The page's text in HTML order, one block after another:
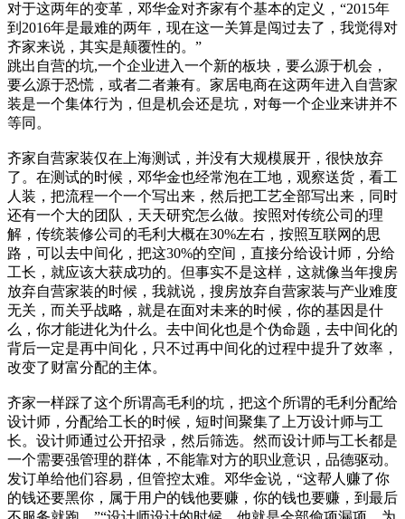
对于这两年的变革，邓华金对齐家有个基本的定义，“2015年
到2016年是最难的两年，现在这一关算是闯过去了，我觉得对
齐家来说，其实是颠覆性的。”
跳出自营的坑,一个企业进入一个新的板块，要么源于机会，
要么源于恐慌，或者二者兼有。家居电商在这两年进入自营家
装是一个集体行为，但是机会还是坑，对每一个企业来讲并不
等同。
齐家自营家装仅在上海测试，并没有大规模展开，很快放弃
了。在测试的时候，邓华金也经常泡在工地，观察送货，看工
人装，把流程一个一个写出来，然后把工艺全部写出来，同时
还有一个大的团队，天天研究怎么做。按照对传统公司的理
解，传统装修公司的毛利大概在30%左右，按照互联网的思
路，可以去中间化，把这30%的空间，直接分给设计师，分给
工长，就应该大获成功的。但事实不是这样，这就像当年搜房
放弃自营家装的时候，我就说，搜房放弃自营家装与产业难度
无关，而关乎战略，就是在面对未来的时候，你的基因是什
么，你才能进化为什么。去中间化也是个伪命题，去中间化的
背后一定是再中间化，只不过再中间化的过程中提升了效率，
改变了财富分配的主体。
齐家一样踩了这个所谓高毛利的坑，把这个所谓的毛利分配给
设计师，分配给工长的时候，短时间聚集了上万设计师与工
长。设计师通过公开招录，然后筛选。然而设计师与工长都是
一个需要强管理的群体，不能靠对方的职业意识，品德驱动。
发订单给他们容易，但管控太难。邓华金说，“这帮人赚了你
的钱还要黑你，属于用户的钱他要赚，你的钱也要赚，到最后